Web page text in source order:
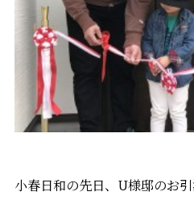
小春日和の先日、U様邸のお